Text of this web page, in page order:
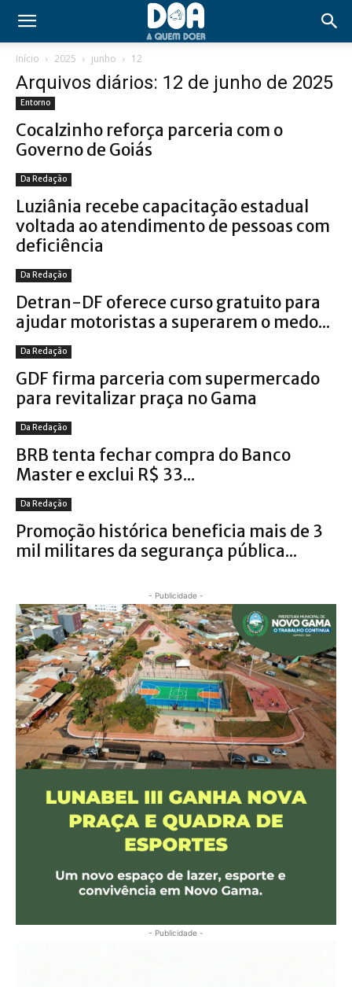
Início 2025 junho 12
Arquivos diários: 12 de junho de 2025
Entorno
Cocalzinho reforça parceria com o
Governo de Goiás
Da Redação
Luziânia recebe capacitação estadual
voltada ao atendimento de pessoas com
deficiência
Da Redação
Detran-DF oferece curso gratuito para
ajudar motoristas a superarem o medo...
Da Redação
GDF firma parceria com supermercado
para revitalizar praça no Gama
Da Redação
BRB tenta fechar compra do Banco
Master e exclui R$ 33...
Da Redação
Promoção histórica beneficia mais de 3
mil militares da segurança pública...
- Publicidade -
- Publicidade -